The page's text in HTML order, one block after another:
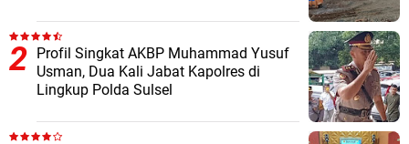
Profil Singkat AKBP Muhammad Yusuf
Usman, Dua Kali Jabat Kapolres di
Lingkup Polda Sulsel